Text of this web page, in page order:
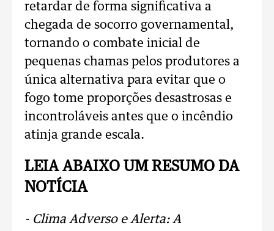
retardar de forma significativa a
chegada de socorro governamental,
tornando o combate inicial de
pequenas chamas pelos produtores a
única alternativa para evitar que o
fogo tome proporções desastrosas e
incontroláveis antes que o incêndio
atinja grande escala.
LEIA ABAIXO UM RESUMO DA
NOTÍCIA
- Clima Adverso e Alerta: A